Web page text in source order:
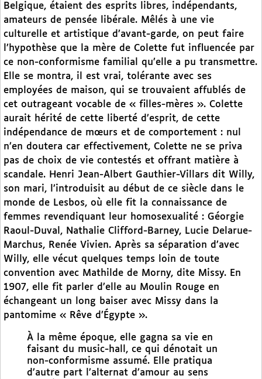
Belgique, étaient des esprits libres, indépendants,
amateurs de pensée libérale. Mêlés à une vie
culturelle et artistique d’avant-garde, on peut faire
l’hypothèse que la mère de Colette fut influencée par
ce non-conformisme familial qu’elle a pu transmettre.
Elle se montra, il est vrai, tolérante avec ses
employées de maison, qui se trouvaient affublés de
cet outrageant vocable de « filles-mères ». Colette
aurait hérité de cette liberté d’esprit, de cette
indépendance de mœurs et de comportement : nul
n’en doutera car effectivement, Colette ne se priva
pas de choix de vie contestés et offrant matière à
scandale. Henri Jean-Albert Gauthier-Villars dit Willy,
son mari, l’introduisit au début de ce siècle dans le
monde de Lesbos, où elle fit la connaissance de
femmes revendiquant leur homosexualité : Géorgie
Raoul-Duval, Nathalie Clifford-Barney, Lucie Delarue-
Marchus, Renée Vivien. Après sa séparation d’avec
Willy, elle vécut quelques temps loin de toute
convention avec Mathilde de Morny, dite Missy. En
1907, elle fit parler d’elle au Moulin Rouge en
échangeant un long baiser avec Missy dans la
pantomime « Rêve d’Égypte ».
À la même époque, elle gagna sa vie en
faisant du music-hall, ce qui dénotait un
non-conformisme assumé. Elle pratiqua
d’autre part l’alternat d’amour au sens